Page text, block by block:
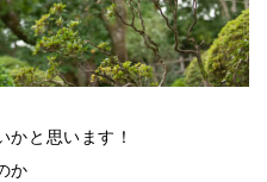
かと思います！
か